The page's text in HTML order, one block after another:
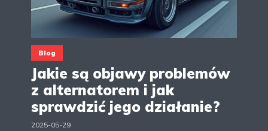
Blog
Jakie są objawy problemów
z alternatorem i jak
sprawdzić jego działanie?
2025-05-29